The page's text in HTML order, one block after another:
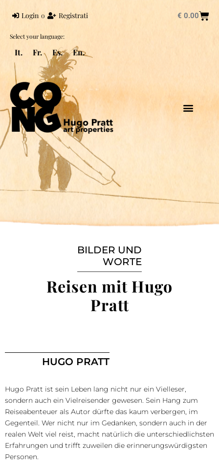
Login o Registrati € 0.00
Select your language:
It. Fr. Es. En.
BILDER UND
WORTE
Reisen mit Hugo
Pratt
HUGO PRATT
Hugo Pratt ist sein Leben lang nicht nur ein Vielleser,
sondern auch ein Vielreisender gewesen. Sein Hang zum
Reiseabenteuer als Autor dürfte das kaum verbergen, im
Gegenteil. Wer nicht nur im Gedanken, sondern auch in der
realen Welt viel reist, macht natürlich die unterschiedlichsten
Erfahrungen und trifft zuweilen die erinnerungswürdigsten
Personen.